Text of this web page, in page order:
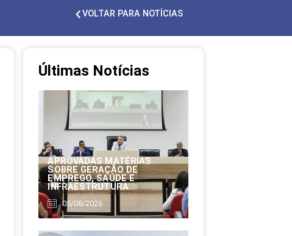
VOLTAR PARA NOTÍCIAS
Últimas Notícias
APROVADAS MATÉRIAS
SOBRE GERAÇÃO DE
EMPREGO, SAÚDE E
INFRAESTRUTURA
05/08/2026